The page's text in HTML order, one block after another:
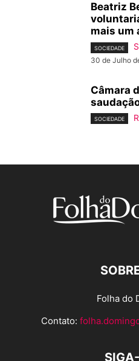
Beatriz
mais um
SOCIEDADE
30 de Julho
Câmara
SOCIEDADE
Folha do
Contato: